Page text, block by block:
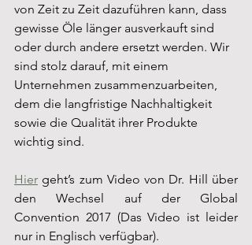
von Zeit zu Zeit dazuführen kann, dass
gewisse Öle länger ausverkauft sind
oder durch andere ersetzt werden. Wir
sind stolz darauf, mit einem
Unternehmen zusammenzuarbeiten,
dem die langfristige Nachhaltigkeit
sowie die Qualität ihrer Produkte
wichtig sind.
Hier geht’s zum Video von Dr. Hill über
den Wechsel auf der Global
Convention 2017 (Das Video ist leider
nur in Englisch verfügbar).